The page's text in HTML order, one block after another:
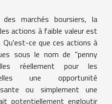
marchés boursiers, la
actions à faible valeur est
ce que ces actions à
sous le nom de "penny
réellement pour les
une opportunité
ou simplement une
potentiellement engloutir